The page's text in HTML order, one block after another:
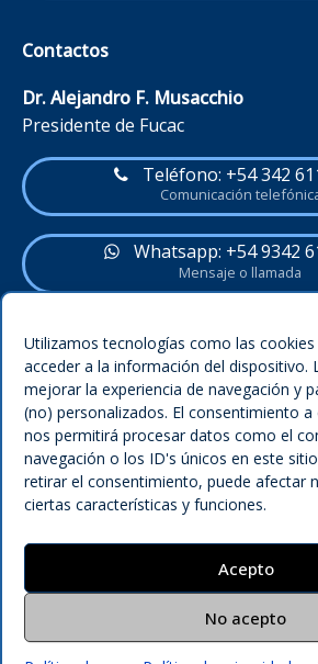
Utilizamos tecnologías como las
acceder a la información del dispositivo.
mejorar la experiencia de navegación y
(no) personalizados. El consentimiento
nos permitirá procesar datos como el
navegación o los ID's únicos en este
retirar el consentimiento, puede afectar
ciertas características y funciones.
Acepto
No acepto
Contactos
Dr. Alejandro F. Musacchio
Presidente de Fucac
Teléfono: +54 342
Comunicación
Whatsapp: +54 9342
Mensaje o llamada
Política del sitio
Legal
Condiciones
Privacidad
Política de cookies (UE)
Términos y condiciones
Encontrar más información en este